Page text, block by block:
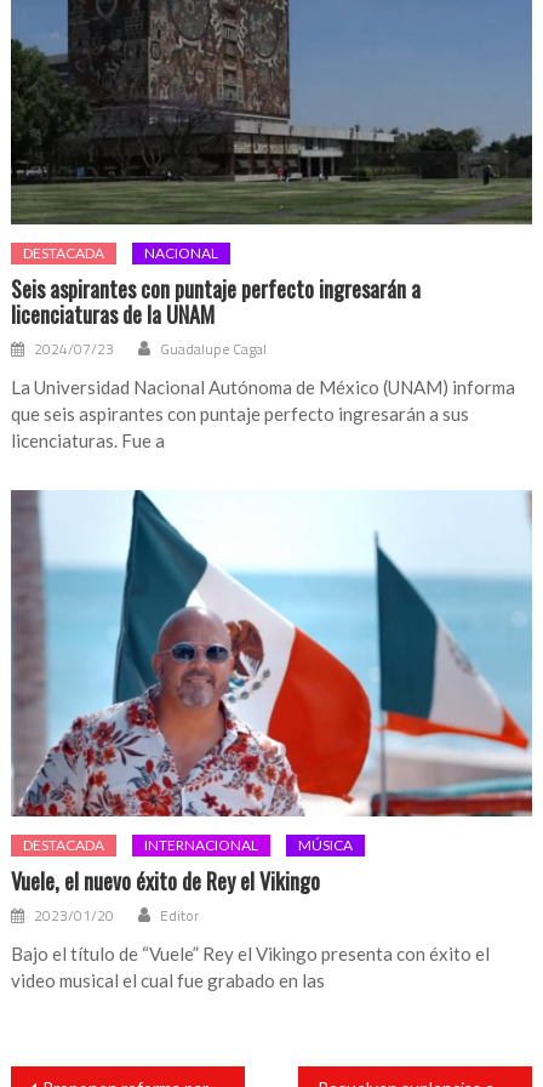
DESTACADA NACIONAL
Seis aspirantes con puntaje perfecto ingresarán a
licenciaturas de la UNAM
2024/07/23 Guadalupe Cagal
La Universidad Nacional Autónoma de México (UNAM) informa
que seis aspirantes con puntaje perfecto ingresarán a sus
licenciaturas. Fue a
DESTACADA INTERNACIONAL MÚSICA
Vuele, el nuevo éxito de Rey el Vikingo
2023/01/20 Editor
Bajo el título de “Vuele” Rey el Vikingo presenta con éxito el
video musical el cual fue grabado en las
Navegación